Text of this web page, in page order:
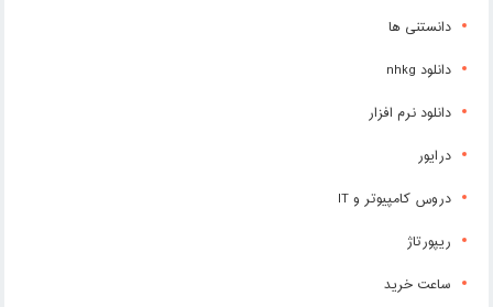
دانستنی ها
دانلود nhkg
دانلود نرم افزار
درایور
دروس کامپیوتر و IT
ریپورتاژ
ساعت خرید